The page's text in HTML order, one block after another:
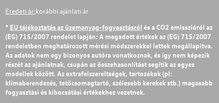
Eredeti ár:korábbi ajánlati ár
* EU tájékoztatás az üzemanyag-fogyasztásról és a CO2 emisszióról az
(EG) 715/2007 rendelet lapján: A megadott értékek az (EG) 715/2007
rendeletben meghatározott mérési módszerekkel lettek megállapítva.
Az adatok nem egy bizonyos autóra vonatkoznak, és így nem képezik
részét az ajánlatnak, csupán az összehasonlítást segítik az egyes
modellek között. Az extrafelszereltségek, tartozékok (pl:
klímaberendezés, tetőcsomagtartó, szélesebb kerekek stb.) magasabb
fogyasztási és kibocsátási értékekhez vezetnek.